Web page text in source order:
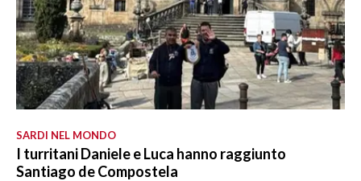
SARDI NEL MONDO
I turritani Daniele e Luca hanno raggiunto
Santiago de Compostela